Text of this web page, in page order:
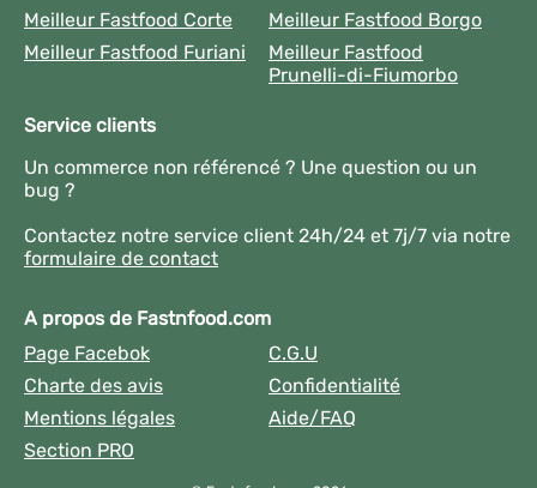
Meilleur Fastfood Corte
Meilleur Fastfood Borgo
Meilleur Fastfood Furiani
Meilleur Fastfood
Prunelli-di-Fiumorbo
Service clients
Un commerce non référencé ? Une question ou un
bug ?
Contactez notre service client 24h/24 et 7j/7 via notre
formulaire de contact
A propos de Fastnfood.com
Page Facebok
C.G.U
Charte des avis
Confidentialité
Mentions légales
Aide/FAQ
Section PRO